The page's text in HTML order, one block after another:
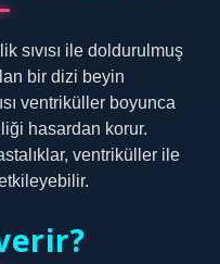
sıvısı ile doldurulmuş
bir dizi beyin
ventriküller boyunca
hasardan korur.
ventriküller ile
etkileyebilir.